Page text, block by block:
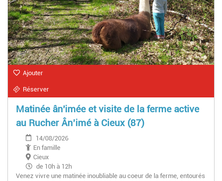
Ajouter
Réserver
Matinée ân'imée et visite de la ferme active
au Rucher Ân’imé à Cieux (87)
14/08/2026
En famille
Cieux
de 10h à 12h
Venez vivre une matinée inoubliable au coeur de la ferme, entourés